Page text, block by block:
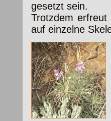
gesetzt sein.
Trotzdem
auf einzelne